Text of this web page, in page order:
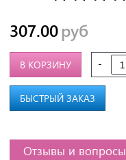
307.00руб
-
В КОРЗИНУ
БЫСТРЫЙ ЗАКАЗ
Отзывы и вопросы